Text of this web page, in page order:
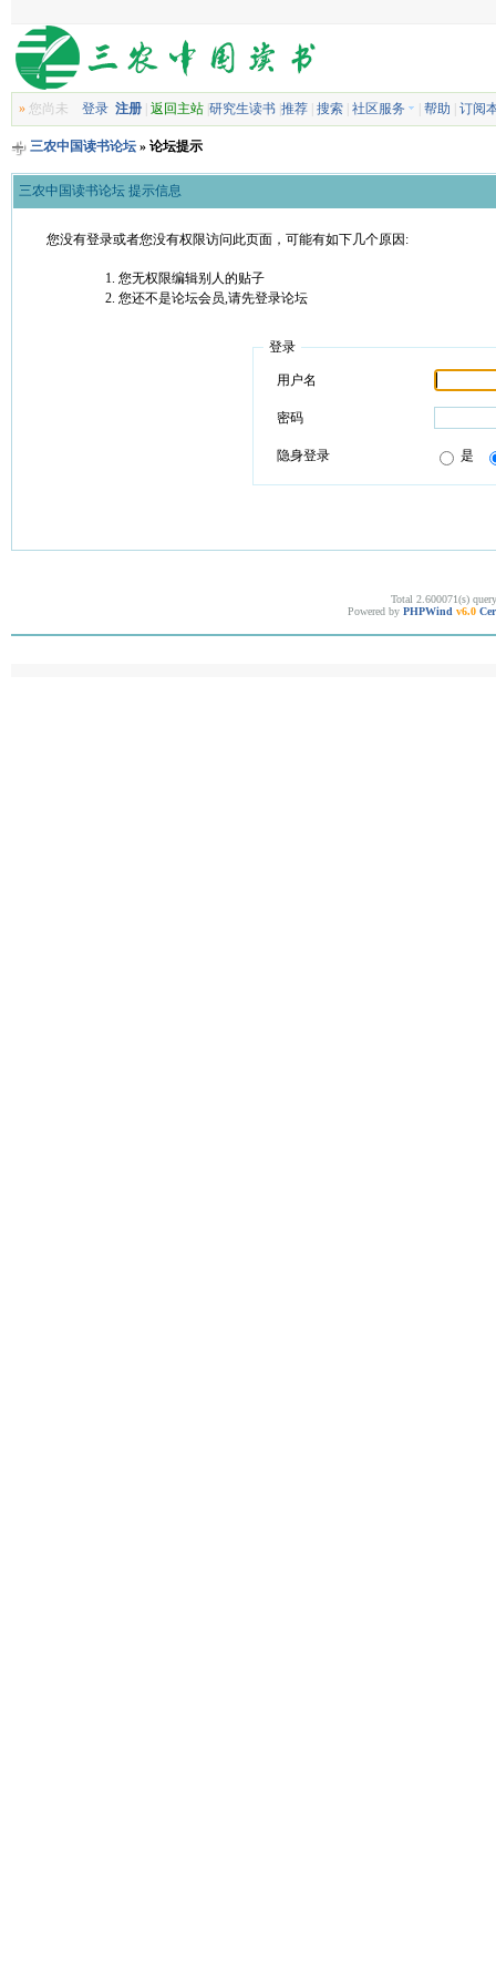
»您尚未 登录 注册| 返回主站| 研究生读书| 推荐| 搜索| 社区服务 帮助 订阅
三农中国读书论坛» 论坛提示
三农中国读书论坛 提示信息
您没有登录或者您没有权限访问此页面，可能有如下几个原因:
您无权限编辑别人的贴子
您还不是论坛会员,请先登录论坛
登录
用户名
密码
隐身登录 是
Total 2.600071(s)
Powered by PHPWind v6.0